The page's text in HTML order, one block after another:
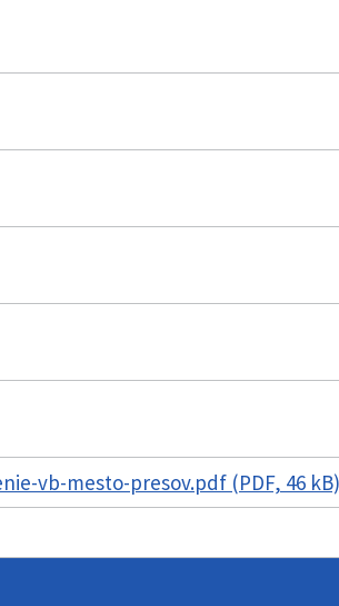
vb-mesto-presov.pdf (PDF, 46 kB)